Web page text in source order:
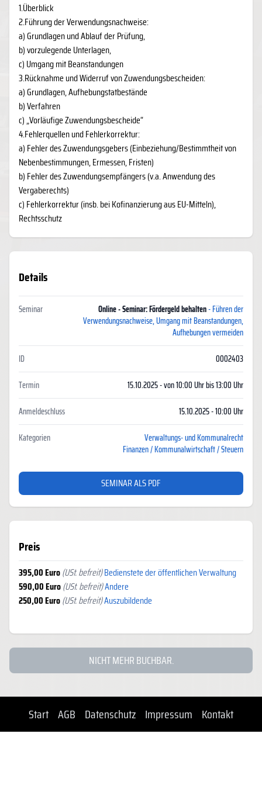
1.Überblick
2.Führung der Verwendungsnachweise:
a) Grundlagen und Ablauf der Prüfung,
b) vorzulegende Unterlagen,
c) Umgang mit Beanstandungen
3.Rücknahme und Widerruf von Zuwendungsbescheiden:
a) Grundlagen, Aufhebungstatbestände
b) Verfahren
c) „Vorläufige Zuwendungsbescheide“
4.Fehlerquellen und Fehlerkorrektur:
a) Fehler des Zuwendungsgebers (Einbeziehung/Bestimmtheit von
Nebenbestimmungen, Ermessen, Fristen)
b) Fehler des Zuwendungsempfängers (v.a. Anwendung des
Vergaberechts)
c) Fehlerkorrektur (insb. bei Kofinanzierung aus EU-Mitteln),
Rechtsschutz
Details
Seminar Online - Seminar: Fördergeld behalten- Führen der
Verwendungsnachweise, Umgang mit Beanstandungen,
Aufhebungen vermeiden
ID 0002403
Termin 15.10.2025 - von 10:00 Uhr bis 13:00 Uhr
Anmeldeschluss 15.10.2025 - 10:00 Uhr
Kategorien
Verwaltungs- und Kommunalrecht
Finanzen / Kommunalwirtschaft / Steuern
SEMINAR ALS PDF
Preis
395,00 Euro(USt. befreit)Bedienstete der öffentlichen Verwaltung
590,00 Euro(USt. befreit)Andere
250,00 Euro(USt. befreit)Auszubildende
NICHT MEHR BUCHBAR.
Start AGB Datenschutz Impressum Kontakt